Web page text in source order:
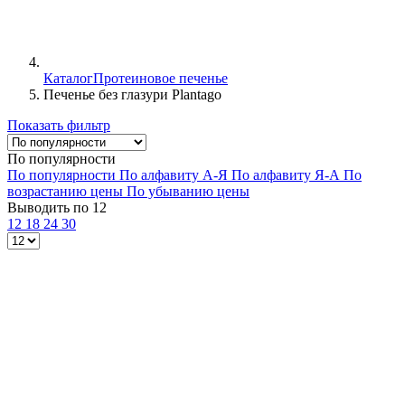
КаталогПротеиновое печенье
Печенье без глазури Plantago
Показать фильтр
По популярности
По популярности По алфавиту А-Я По алфавиту Я-А По
возрастанию цены По убыванию цены
Выводить по 12
12 18 24 30